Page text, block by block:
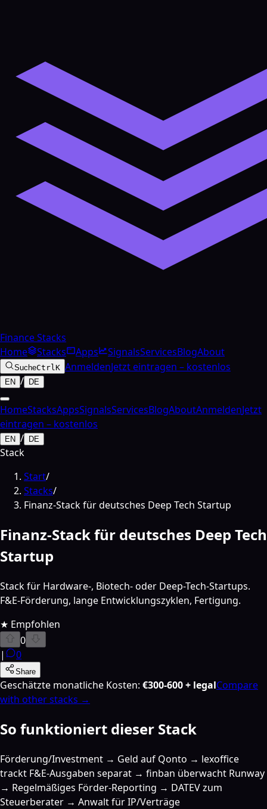
Finance Stacks
Home
Stacks Apps SignalsServicesBlogAbout
SucheCtrlK AnmeldenJetzt eintragen – kostenlos
EN / DE
HomeStacksAppsSignalsServicesBlogAboutAnmeldenJetzt
eintragen – kostenlos
EN / DE
Stack
Start/
Stacks/
Finanz-Stack für deutsches Deep Tech Startup
Finanz-Stack für deutsches Deep Tech
Startup
Stack für Hardware-, Biotech- oder Deep-Tech-Startups.
F&E-Förderung, lange Entwicklungszyklen, Fertigung.
★ Empfohlen
0
|
0
Share
Geschätzte monatliche Kosten: €300-600 + legalCompare
with other stacks →
So funktioniert dieser Stack
Förderung/Investment → Geld auf Qonto → lexoffice
trackt F&E-Ausgaben separat → finban überwacht Runway
→ Regelmäßiges Förder-Reporting → DATEV zum
Steuerberater → Anwalt für IP/Verträge